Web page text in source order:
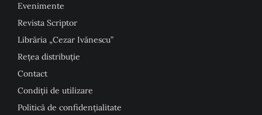
Evenimente
Revista Scriptor
Librăria „Cezar Ivănescu”
Rețea distribuție
Contact
Condiţii de utilizare
Politică de confidențialitate